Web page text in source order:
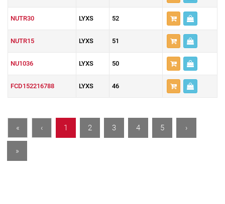
NUTR30 LYXS 52
NUTR15 LYXS 51
NU1036 LYXS 50
FCD152216788 LYXS 46
« ‹ 1 2 3 4 5 ›
»